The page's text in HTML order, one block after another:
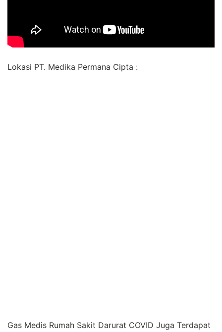
Lokasi PT. Medika Permana Cipta :
Gas Medis Rumah Sakit Darurat COVID Juga Terdapat